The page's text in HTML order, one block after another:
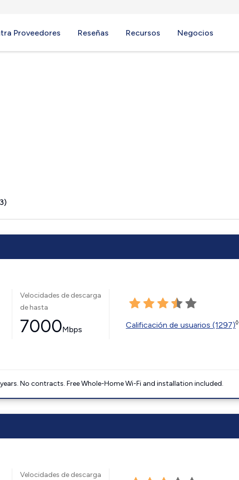
Proveedores Reseñas Recursos Negocios
Velocidades de descarga
de hasta
7000Mbps Calificación de usuarios (1297)◊
No contracts. Free Whole-Home Wi-Fi and installation included.
Velocidades de descarga